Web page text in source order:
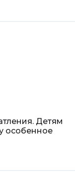
Детям
особенное